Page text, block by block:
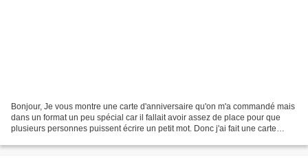
Bonjour, Je vous montre une carte d'anniversaire qu'on m'a commandé mais
dans un format un peu spécial car il fallait avoir assez de place pour que
plusieurs personnes puissent écrire un petit mot. Donc j'ai fait une carte